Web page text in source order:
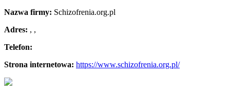
Nazwa firmy: Schizofrenia.org.pl
Adres: , ,
Telefon:
Strona internetowa: https://www.schizofrenia.org.pl/